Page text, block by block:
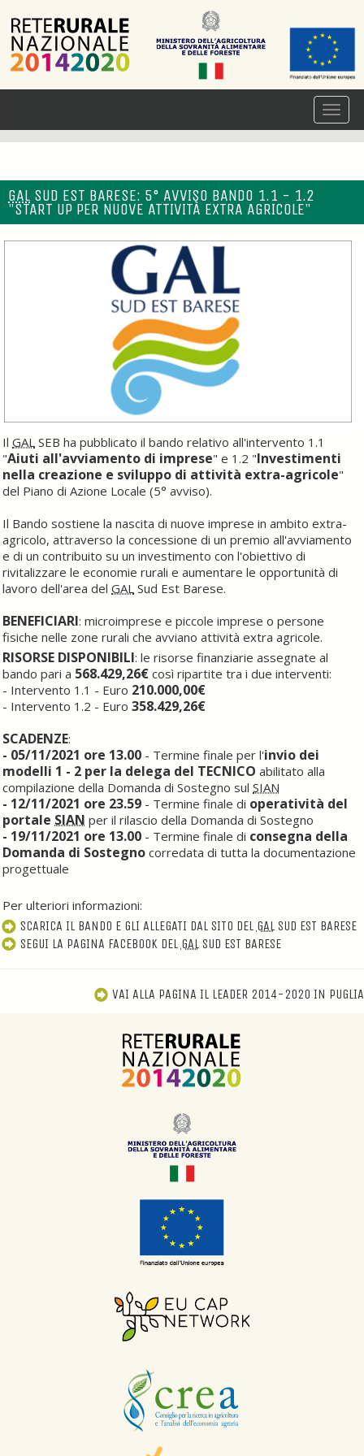
GAL SUD EST BARESE: 5° AVVISO BANDO 1.1 - 1.2
"START UP PER NUOVE ATTIVITÀ EXTRA AGRICOLE"
Il GAL SEB ha pubblicato il bando relativo all'intervento 1.1
"Aiuti all'avviamento di imprese" e 1.2 "Investimenti
nella creazione e sviluppo di attività extra-agricole"
del Piano di Azione Locale (5° avviso).
Il Bando sostiene la nascita di nuove imprese in ambito extra-
agricolo, attraverso la concessione di un premio all'avviamento
e di un contribuito su un investimento con l'obiettivo di
rivitalizzare le economie rurali e aumentare le opportunità di
lavoro dell'area del GAL Sud Est Barese.
BENEFICIARI: microimprese e piccole imprese o persone
fisiche nelle zone rurali che avviano attività extra agricole.
RISORSE DISPONIBILI: le risorse finanziarie assegnate al
bando pari a 568.429,26€ così ripartite tra i due interventi:
- Intervento 1.1 - Euro 210.000,00€
- Intervento 1.2 - Euro 358.429,26€
SCADENZE:
- 05/11/2021 ore 13.00 - Termine finale per l'invio dei
modelli 1 - 2 per la delega del TECNICO abilitato alla
compilazione della Domanda di Sostegno sul SIAN
- 12/11/2021 ore 23.59 - Termine finale di operatività del
portale SIAN per il rilascio della Domanda di Sostegno
- 19/11/2021 ore 13.00 - Termine finale di consegna della
Domanda di Sostegno corredata di tutta la documentazione
progettuale
Per ulteriori informazioni:
SCARICA IL BANDO E GLI ALLEGATI DAL SITO DEL GALSUD EST BARESE
SEGUI LA PAGINA FACEBOOK DEL GAL SUD EST BARESE
VAI ALLA PAGINA IL LEADER 2014-2020 IN PUGLIA